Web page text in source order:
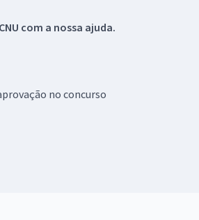
com a nossa ajuda.
no concurso